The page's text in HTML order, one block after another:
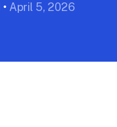
• April 5, 2026